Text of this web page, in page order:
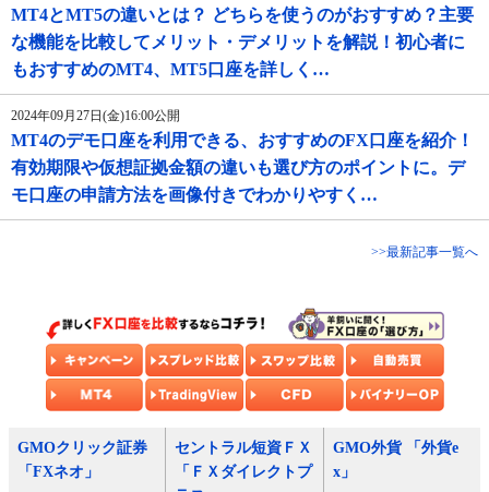
MT4とMT5の違いとは？ どちらを使うのがおすすめ？主要
な機能を比較してメリット・デメリットを解説！初心者に
もおすすめのMT4、MT5口座を詳しく…
2024年09月27日(金)16:00公開
MT4のデモ口座を利用できる、おすすめのFX口座を紹介！
有効期限や仮想証拠金額の違いも選び方のポイントに。デ
モ口座の申請方法を画像付きでわかりやすく…
>>最新記事一覧へ
GMOクリック証券
「FXネオ」
セントラル短資ＦＸ
「ＦＸダイレクトプ
GMO外貨 「外貨e
x」